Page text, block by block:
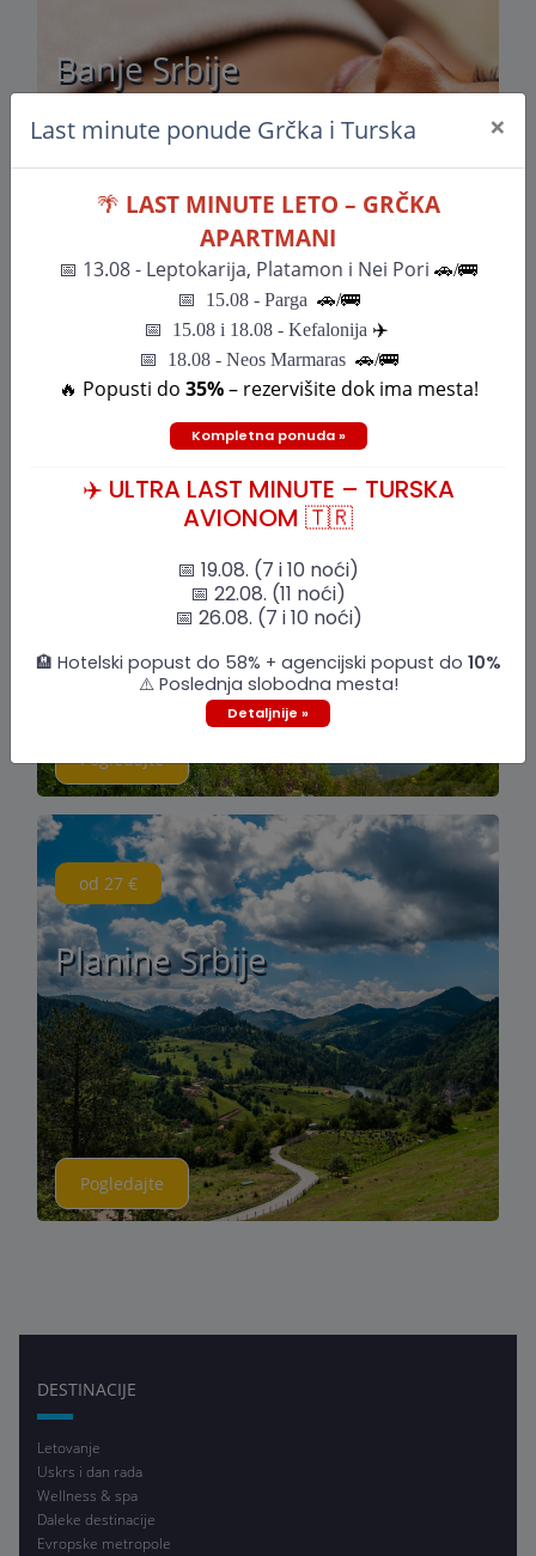
Banje Srbije
Pogledajte
Srbija Izleti
Pogledajte
od 27 €
Planine Srbije
Pogledajte
Last minute ponude Grčka i Turska ×
🌴 LAST MINUTE LETO – GRČKA
APARTMANI
📅 13.08 - Leptokarija, Platamon i Nei Pori 🚗/🚌
📅 15.08 - Parga 🚗/🚌
📅 15.08 i 18.08 - Kefalonija ✈️
📅 18.08 - Neos Marmaras 🚗/🚌
🔥 Popusti do 35%– rezervišite dok ima mesta!
Kompletna ponuda »
✈️ ULTRA LAST MINUTE – TURSKA
AVIONOM 🇹🇷
📅 19.08. (7 i 10 noći)
📅 22.08. (11 noći)
📅 26.08. (7 i 10 noći)
🏨 Hotelski popust do 58% + agencijski popust do 10%
⚠️ Poslednja slobodna mesta!
Detaljnije »
DESTINACIJE
Letovanje
Uskrs i dan rada
Wellness & spa
Daleke destinacije
Evropske metropole